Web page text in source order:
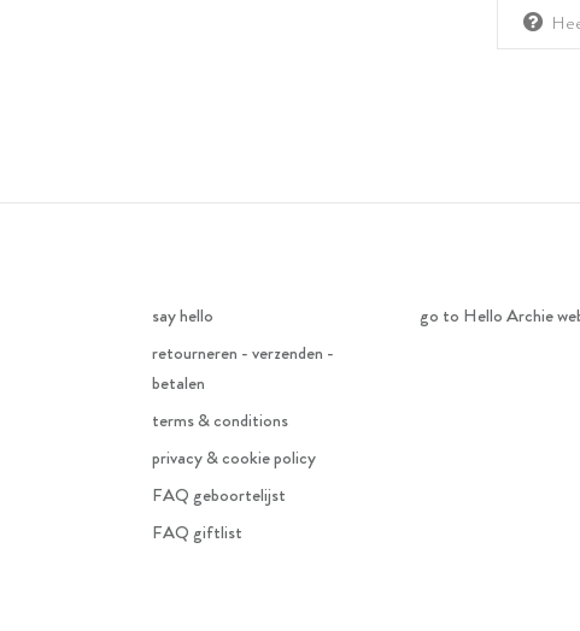
say hello
retourneren - verzenden -
betalen
terms & conditions
privacy & cookie policy
FAQ geboortelijst
FAQ giftlist
go to Hello Archie